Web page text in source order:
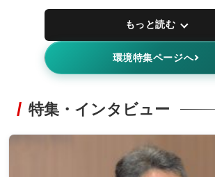
もっと読む
環境特集ページへ
特集・インタビュー